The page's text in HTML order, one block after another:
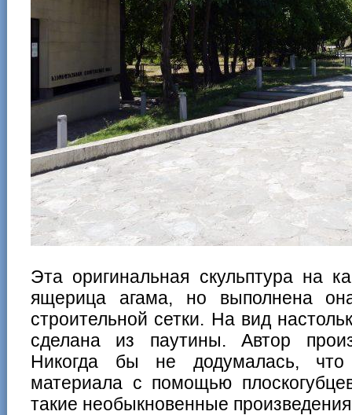
Эта оригинальная скульптура на
ящерица агама, но выполнена
строительной сетки. На вид
сделана из паутины. Автор
Никогда бы не додумалась, что
материала с помощью
такие необыкновенные произведения